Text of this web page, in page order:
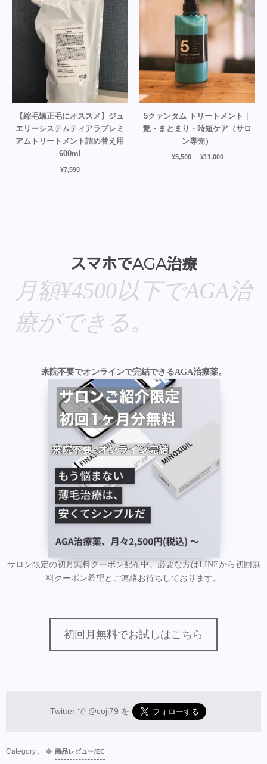
【縮毛矯正毛にオススメ】ジュ
エリーシステムティアラプレミ
アムトリートメント詰め替え用
600ml
¥7,590
5クァンタム トリートメント｜
艶・まとまり・時短ケア（サロ
ン専売）
¥5,500 – ¥11,000
スマホでAGA治療
月額¥4500以下でAGA治
療ができる。
来院不要でオンラインで完結できるAGA治療薬。
サロン限定の初月無料クーポン配布中。必要な方はLINEから初回無
料クーポン希望とご連絡お待ちしております。
初回月無料でお試しはこちら
Twitter で @coji79 を
商品レビュー/EC